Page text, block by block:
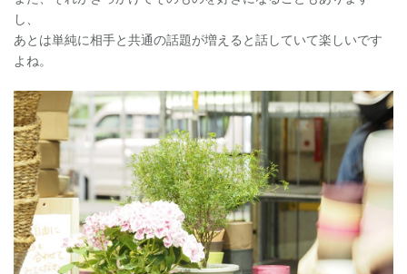
し、
あとは単純に相手と共通の話題が増えると話していて楽しいです
よね。